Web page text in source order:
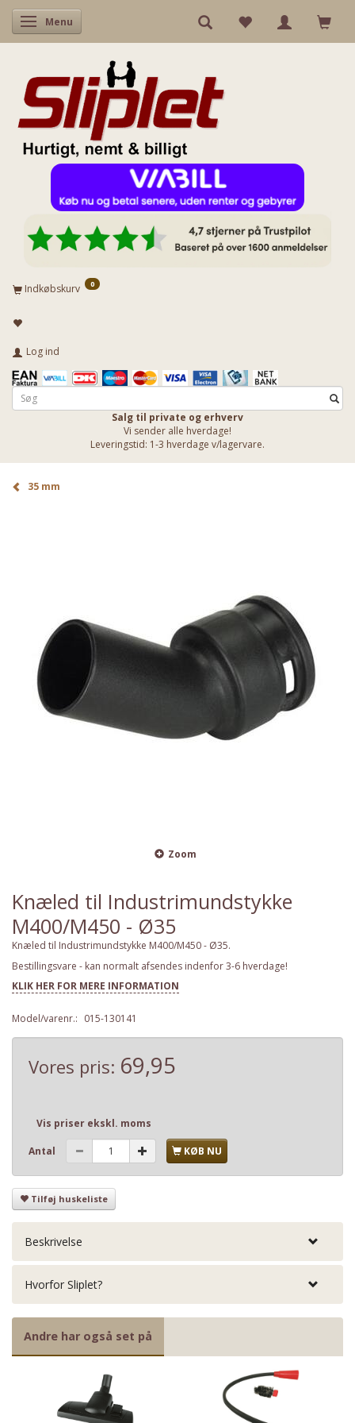
Skifte navigation
Menu
Indkøbskurv 0
Log ind
Salg til private og erhverv
Vi sender alle hverdage!
Leveringstid: 1-3 hverdage v/lagervare.
35 mm
Zoom
Knæled til Industrimundstykke
M400/M450 - Ø35
Knæled til Industrimundstykke M400/M450 - Ø35.
Bestillingsvare - kan normalt afsendes indenfor 3-6 hverdage!
KLIK HER FOR MERE INFORMATION
Model/varenr.: 015-130141
Vores pris: 69,95
Vis priser ekskl. moms
Antal KØB NU
Tilføj huskeliste
Beskrivelse
Hvorfor Sliplet?
Andre har også set på